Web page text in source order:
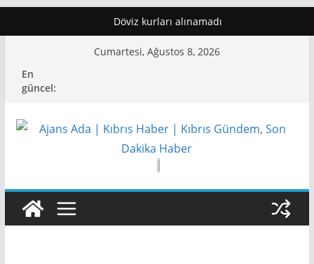
Döviz kurları alınamadı
content
Cumartesi, Ağustos 8, 2026
En
güncel: